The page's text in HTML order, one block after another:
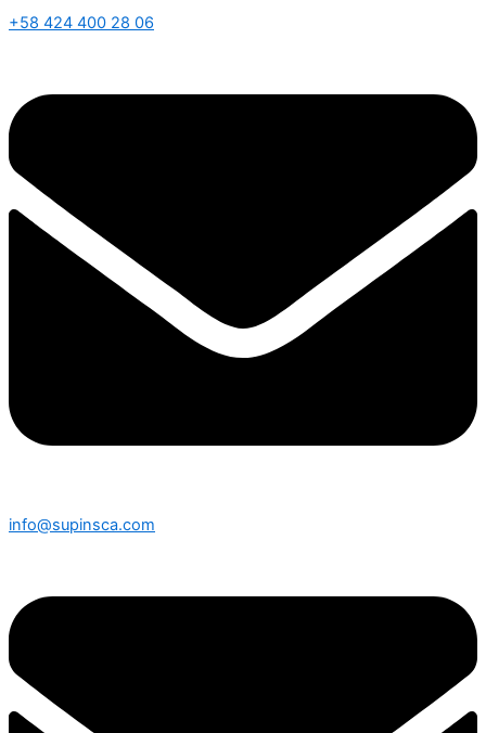
+58 424 400 28 06
info@supinsca.com